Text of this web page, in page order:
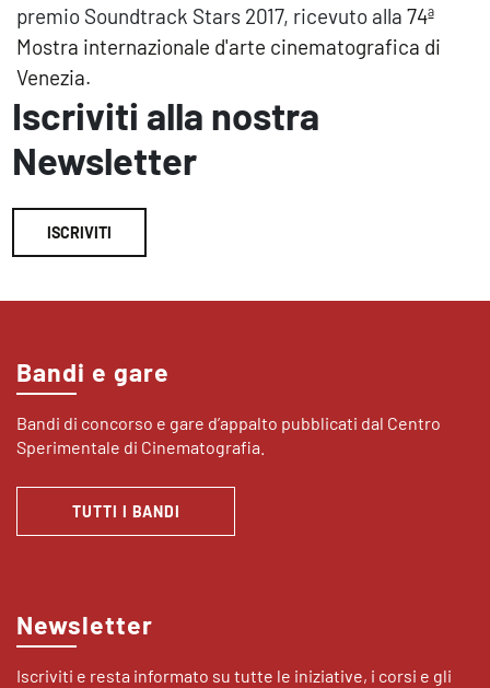
premio Soundtrack Stars 2017, ricevuto alla 74ª
Mostra internazionale d'arte cinematografica di
Venezia.
Iscriviti alla nostra
Newsletter
ISCRIVITI
Bandi e gare
Bandi di concorso e gare d’appalto pubblicati dal Centro
Sperimentale di Cinematografia.
TUTTI I BANDI
Newsletter
Iscriviti e resta informato su tutte le iniziative, i corsi e gli